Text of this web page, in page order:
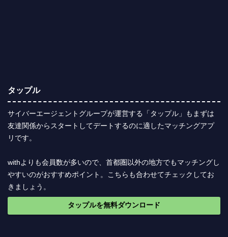
タップル
サイバーエージェントグループが運営する「タップル」もまずは
友達関係からスタートしてデートするのに適したマッチングアプ
リです。
withよりも会員数が多いので、首都圏以外の地方でもマッチングし
やすいのがおすすめポイント。こちらも合わせてチェックしてお
きましょう。
タップルを無料ダウンロード